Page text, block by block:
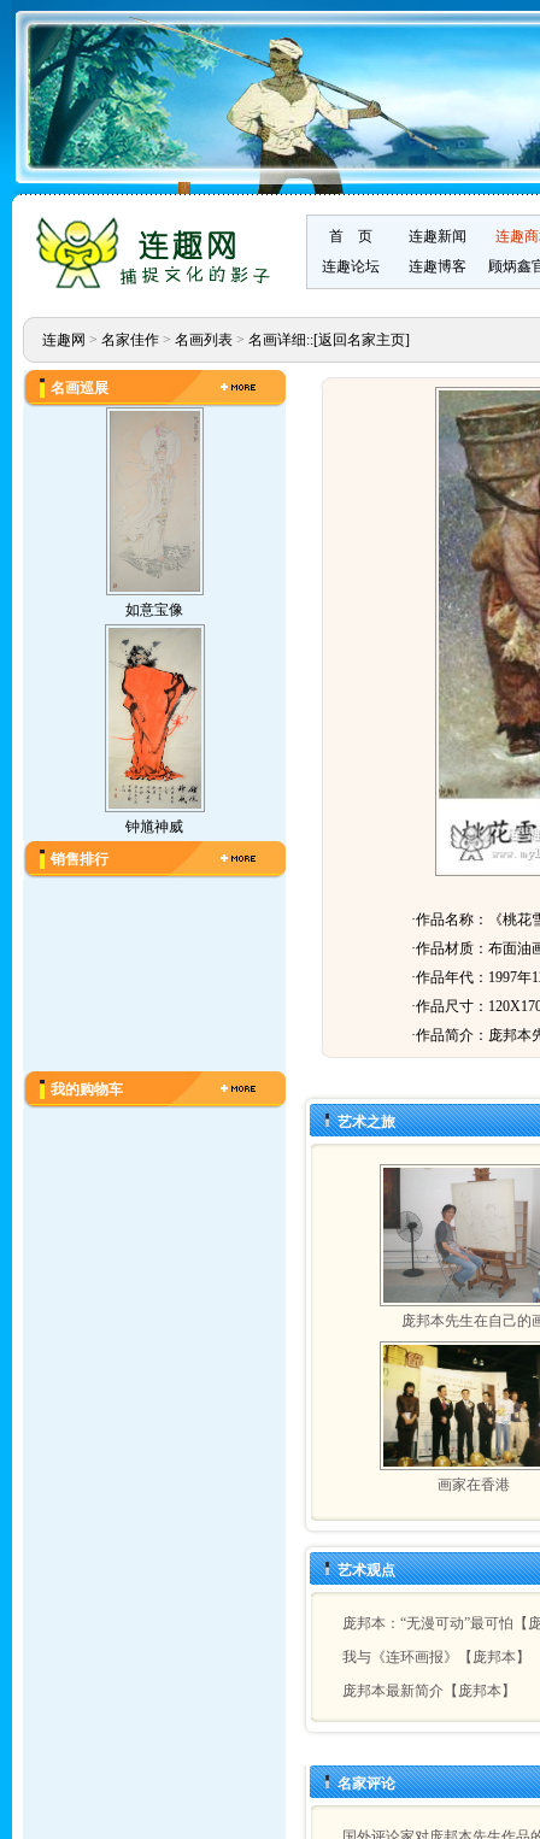
首 页 连趣新闻
连趣
连趣论坛
连趣博客 顾炳鑫
连趣网 > 名家佳作> 名画列表> 名画详细::[返回名家主页]
名画巡展
如意宝像
钟馗神威
销售排行
我的购物车
·作品名称：《桃花
·作品材质：布面油
·作品年代：1997年
·作品尺寸：
·作品简介： 庞邦本
艺术之旅
庞邦本先生在自己的
画家在香港
艺术观点
庞邦本：“无漫可动”最可怕【
我与《连环画报》【庞邦本】
庞邦本最新简介【庞邦本】
名家评论